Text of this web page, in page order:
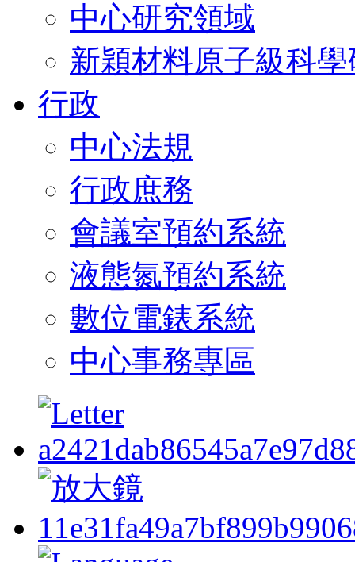
中心研究領域
新穎材料原子級科
行政
中心法規
行政庶務
會議室預約系統
液態氮預約系統
數位電錶系統
中心事務專區